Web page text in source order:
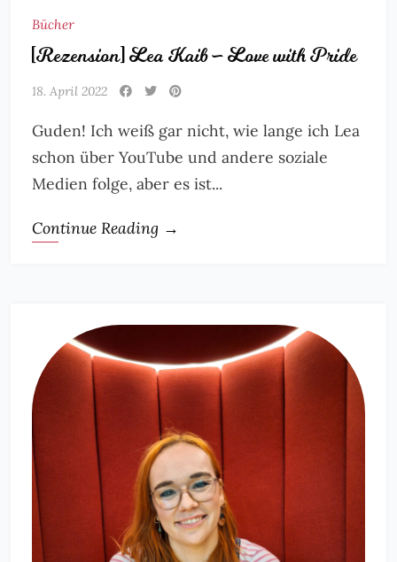
Bücher
[Rezension] Lea Kaib – Love with Pride
18. April 2022
Guden! Ich weiß gar nicht, wie lange ich Lea
schon über YouTube und andere soziale
Medien folge, aber es ist...
Continue Reading →